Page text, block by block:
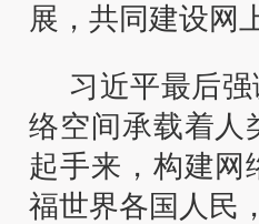
展，共同建设网
习近平最后
络空间承载着人
起手来，构建网
福世界各国人民